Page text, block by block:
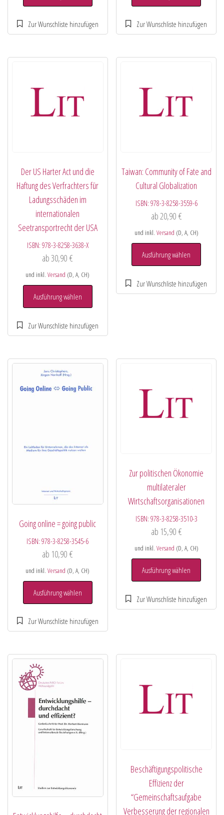
Der US Harter Act und die
Haftung des Verfrachters für
Ladungsschäden im
internationalen
Seetransportrecht der USA
ISBN: 978-3-8258-3638-X
ab30,90€
und inkl.Versand (D, A, CH)
Ausführung wählen
Taiwan: Community of Fate and
Cultural Globalization
ISBN: 978-3-8258-3559-6
ab20,90 €
und inkl. Versand (D, A, CH)
Ausführung wählen
Going online = going public
ISBN:978-3-8258-3545-6
ab 10,90€
und inkl.Versand (D, A, CH)
Ausführung wählen
Zur politischen Ökonomie
multilateraler
Wirtschaftsorganisationen
ISBN: 978-3-8258-3510-3
ab 15,90 €
und inkl. Versand (D, A, CH)
Ausführung wählen
Beschäftigungspolitische
Effizienz der
“Gemeinschaftsaufgabe
Verbesserung der regionalen